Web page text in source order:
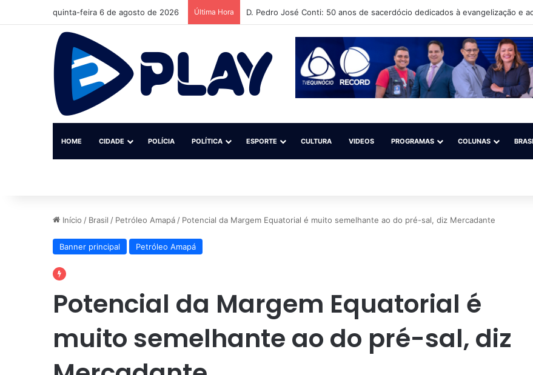
quinta-feira 6 de agosto de 2026 Última Hora Instituto Cultural Língua Solta (Iacls) abre matrículas para o projeto
HOME CIDADE POLÍCIA POLÍTICA ESPORTE CULTURA VIDEOS PROGRAMAS COLUNAS
Início / Brasil / Petróleo Amapá / Potencial da Margem Equatorial é muito semelhante ao do pré-sal, diz Mercadante
Banner principal Petróleo Amapá
Potencial da Margem Equatorial é
muito semelhante ao do pré-sal, diz